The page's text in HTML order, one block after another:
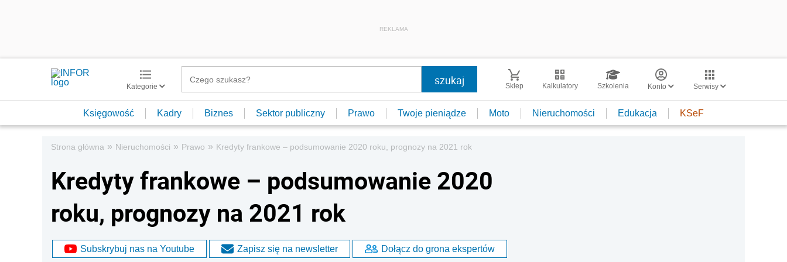
REKLAMA
Kategorie Sklep Kalkulatory Szkolenia Konto Serwisy
Księgowość Kadry Biznes Sektor publiczny Prawo Twoje pieniądze Moto Nieruchomości Edukacja KSeF
Strona główna » Nieruchomości » Prawo » Kredyty frankowe – podsumowanie 2020 roku, prognozy na 2021 rok
Kredyty frankowe – podsumowanie 2020
roku, prognozy na 2021 rok
Subskrybuj nas na Youtube Zapisz się na newsletter Dołącz do grona ekspertów